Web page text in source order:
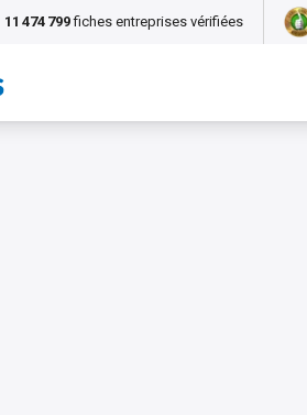
11 474 799 fiches entreprises vérifiées